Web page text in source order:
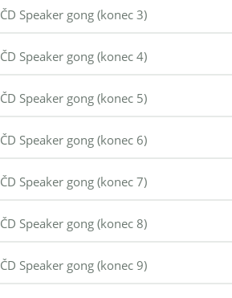
ČD Speaker gong (konec 3)
ČD Speaker gong (konec 4)
ČD Speaker gong (konec 5)
ČD Speaker gong (konec 6)
ČD Speaker gong (konec 7)
ČD Speaker gong (konec 8)
ČD Speaker gong (konec 9)